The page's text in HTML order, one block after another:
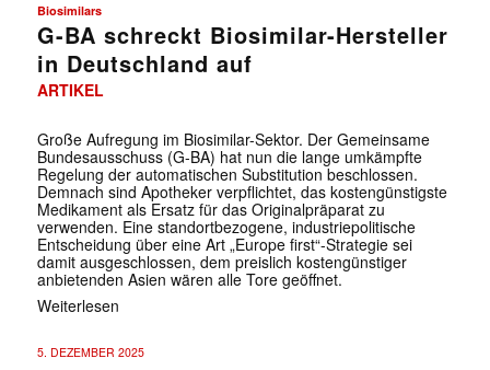
Biosimilars
G-BA schreckt Biosimilar-Hersteller
in Deutschland auf
ARTIKEL
Große Aufregung im Biosimilar-Sektor. Der Gemeinsame
Bundesausschuss (G-BA) hat nun die lange umkämpfte
Regelung der automatischen Substitution beschlossen.
Demnach sind Apotheker verpflichtet, das kostengünstigste
Medikament als Ersatz für das Originalpräparat zu
verwenden. Eine standortbezogene, industriepolitische
Entscheidung über eine Art „Europe first“-Strategie sei
damit ausgeschlossen, dem preislich kostengünstiger
anbietenden Asien wären alle Tore geöffnet.
Weiterlesen
5. DEZEMBER 2025